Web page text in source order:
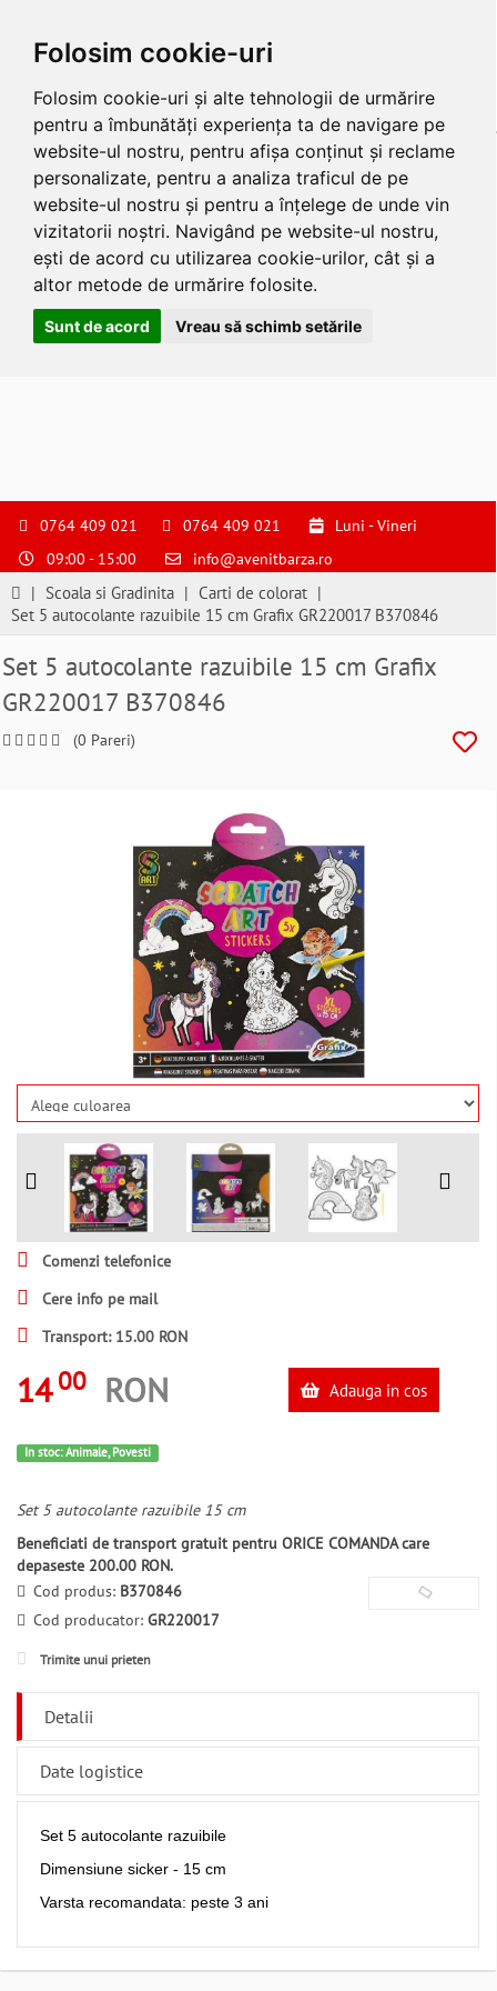
Folosim cookie-uri
Folosim cookie-uri și alte tehnologii de urmărire
pentru a îmbunătăți experiența ta de navigare pe
website-ul nostru, pentru afișa conținut și reclame
personalizate, pentru a analiza traficul de pe
website-ul nostru și pentru a înțelege de unde vin
vizitatorii noștri. Navigând pe website-ul nostru,
ești de acord cu utilizarea cookie-urilor, cât și a
altor metode de urmărire folosite.
Sunt de acord Vreau să schimb setările
S
pentru
suna
si
a
comanda
0764 409 021 0764 409 021
Luni - Vineri
09:00 - 15:00
info@avenitbarza.ro
| Scoala si Gradinita | Carti de colorat |
Set 5 autocolante razuibile 15 cm Grafix GR220017 B370846
Set 5 autocolante razuibile 15 cm Grafix
GR220017 B370846
(0 Pareri)
Comenzi telefonice
Cere info pe mail
Transport: 15.00 RON
14 00 RON Adauga in cos
In stoc: Animale, Povesti
Set 5 autocolante razuibile 15 cm
Beneficiati de transport gratuit pentru ORICE COMANDA care
depaseste 200.00 RON.
Cod produs: B370846
Cod producator: GR220017
Trimite unui prieten
Detalii
Date logistice
Set 5 autocolante razuibile
Dimensiune sicker - 15 cm
Varsta recomandata: peste 3 ani